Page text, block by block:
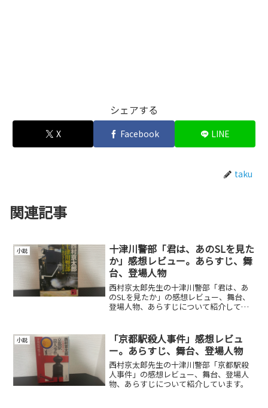
シェアする
X Facebook LINE
taku
関連記事
小説
十津川警部「君は、あのSLを見た
か」感想レビュー。あらすじ、舞
台、登場人物
西村京太郎先生の十津川警部「君は、あ
のSLを見たか」の感想レビュー、舞台、
登場人物、あらすじについて紹介してい
小説
「京都駅殺人事件」感想レビュ
ー。あらすじ、舞台、登場人物
西村京太郎先生の十津川警部「京都駅殺
人事件」の感想レビュー、舞台、登場人
物、あらすじについて紹介しています。